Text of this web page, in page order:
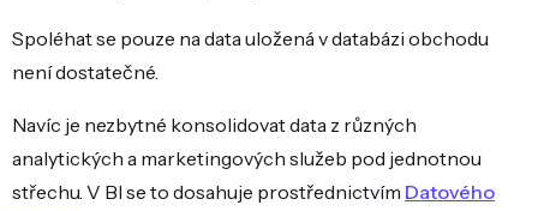
Spoléhat se pouze na data uložená v databázi obchodu
není dostatečné.
Navíc je nezbytné konsolidovat data z různých
analytických a marketingových služeb pod jednotnou
střechu. V BI se to dosahuje prostřednictvím Datového